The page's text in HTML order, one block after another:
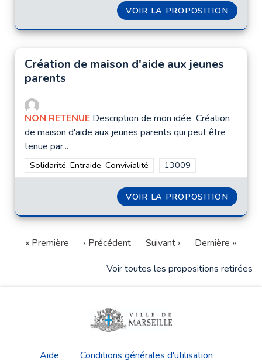
VOIR LA PROPOSITION
Création de maison d'aide aux jeunes
parents
NON RETENUE Description de mon idée Création
de maison d'aide aux jeunes parents qui peut être
tenue par...
Filtrer les résultats de la catégorie : Solidarité, Entraide,
Solidarité, Entraide, Convivialité Filtrer les résultats pour
13009
VOIR LA PROPOSITION
« Première ‹ Précédent Suivant ›
Dernière »
Voir toutes les propositions retirées
Aide Conditions générales d'utilisation